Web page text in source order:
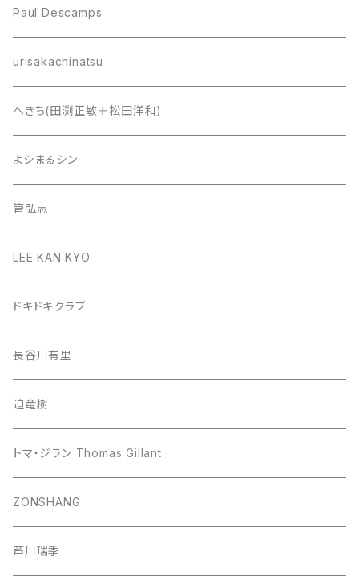
Paul Descamps
urisakachinatsu
へきち(田渕正敏＋松田洋和)
よシまるシン
管弘志
LEE KAN KYO
ドキドキクラブ
長谷川有里
迫竜樹
トマ・ジラン Thomas Gillant
ZONSHANG
芦川瑞季